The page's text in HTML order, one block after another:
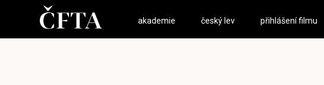
akademie český lev přihlášení filmu